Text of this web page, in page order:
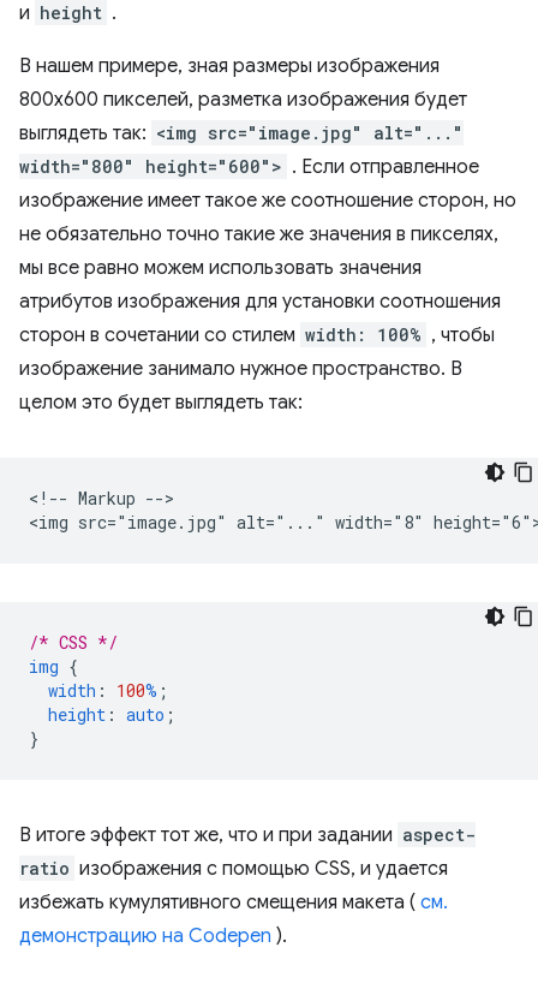
и height .
В нашем примере, зная размеры изображения
800x600 пикселей, разметка изображения будет
выглядеть так: <img src="image.jpg" alt="..."
width="800" height="600"> . Если отправленное
изображение имеет такое же соотношение сторон, но
не обязательно точно такие же значения в пикселях,
мы все равно можем использовать значения
атрибутов изображения для установки соотношения
сторон в сочетании со стилем width: 100% , чтобы
изображение занимало нужное пространство. В
целом это будет выглядеть так:
<!-- Markup -->
/* CSS */
img {
width : 100% ;
height : auto ;
}
В итоге эффект тот же, что и при задании aspect-
ratio изображения с помощью CSS, и удается
избежать кумулятивного смещения макета ( см.
демонстрацию на Codepen ).